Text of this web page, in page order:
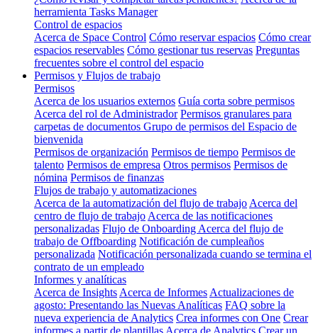
herramienta Tasks Manager
Control de espacios
Acerca de Space Control Cómo reservar espacios Cómo crear
espacios reservables Cómo gestionar tus reservas Preguntas
frecuentes sobre el control del espacio
Permisos y Flujos de trabajo
Permisos
Acerca de los usuarios externos Guía corta sobre permisos
Acerca del rol de Administrador Permisos granulares para
carpetas de documentos Grupo de permisos del Espacio de
bienvenida
Permisos de organización Permisos de tiempo Permisos de
talento Permisos de empresa Otros permisos Permisos de
nómina Permisos de finanzas
Flujos de trabajo y automatizaciones
Acerca de la automatización del flujo de trabajo Acerca del
centro de flujo de trabajo Acerca de las notificaciones
personalizadas Flujo de Onboarding Acerca del flujo de
trabajo de Offboarding Notificación de cumpleaños
personalizada Notificación personalizada cuando se termina el
contrato de un empleado
Informes y analíticas
Acerca de Insights Acerca de Informes Actualizaciones de
agosto: Presentando las Nuevas Analíticas FAQ sobre la
nueva experiencia de Analytics Crea informes con One Crear
informes a partir de plantillas Acerca de Analytics Crear un